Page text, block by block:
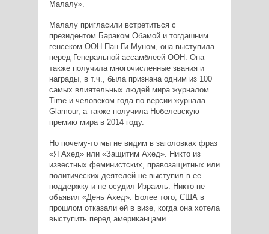
Малалу».
Малалу пригласили встретиться с
президентом Бараком Обамой и тогдашним
генсеком ООН Пан Ги Муном, она выступила
перед Генеральной ассамблеей ООН. Она
также получила многочисленные звания и
награды, в т.ч., была признана одним из 100
самых влиятельных людей мира журналом
Time и человеком года по версии журнала
Glamour, а также получила Нобелевскую
премию мира в 2014 году.
Но почему-то мы не видим в заголовках фраз
«Я Ахед» или «Защитим Ахед». Никто из
известных феминистских, правозащитных или
политических деятелей не выступил в ее
поддержку и не осудил Израиль. Никто не
объявил «День Ахед». Более того, США в
прошлом отказали ей в визе, когда она хотела
выступить перед американцами.